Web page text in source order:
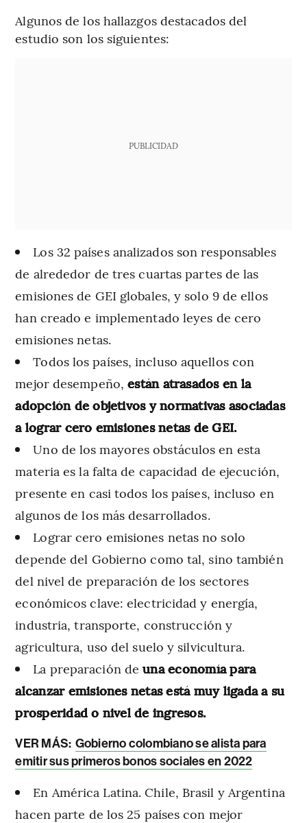
Algunos de los hallazgos destacados del
estudio son los siguientes:
PUBLICIDAD
Los 32 países analizados son responsables
de alrededor de tres cuartas partes de las
emisiones de GEI globales, y solo 9 de ellos
han creado e implementado leyes de cero
emisiones netas.
Todos los países, incluso aquellos con
mejor desempeño,están atrasados en la
adopción de objetivos y normativas asociadas
a lograr cero emisiones netas de GEI.
Uno de los mayores obstáculos en esta
materia es la falta de capacidad de ejecución,
presente en casi todos los países, incluso en
algunos de los más desarrollados.
Lograr cero emisiones netas no solo
depende del Gobierno como tal, sino también
del nivel de preparación de los sectores
económicos clave: electricidad y energía,
industria, transporte, construcción y
agricultura, uso del suelo y silvicultura.
La preparación deuna economía para
alcanzar emisiones netas está muy ligada a su
prosperidad o nivel de ingresos.
VER MÁS: Gobierno colombiano se alista para
emitir sus primeros bonos sociales en 2022
En América Latina. Chile, Brasil y Argentina
hacen parte de los 25 países con mejor